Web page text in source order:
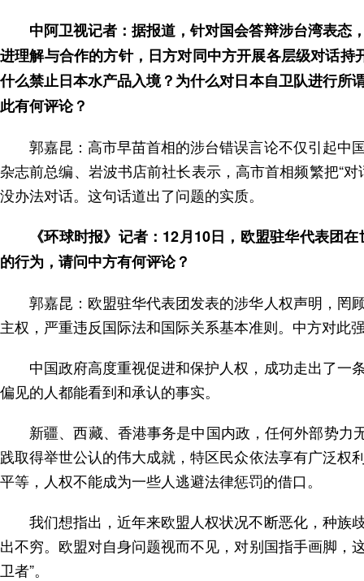
中阿卫视记者：据报道，针对国会答辩涉台湾表态
进理解与合作的方针，日方对同中方开展各层级对话
什么禁止日本水产品入境？为什么对日本自卫队进行所
此有何评论？
郭嘉昆：高市早苗首相的涉台错误言论不仅引起中
杂志前总编、岩波书店前社长表示，高市首相频繁把“
没办法对话。这句话道出了问题的实质。
《环球时报》记者：12月10日，欧盟驻华代表团
的行为，请问中方有何评论？
郭嘉昆：欧盟驻华代表团发表的涉华人权声明，罔
主权，严重违反国际法和国际关系基本准则。中方对此
中国政府高度重视促进和保护人权，成功走出了一
偏见的人都能看到和承认的事实。
新疆、西藏、香港事务是中国内政，任何外部势力
践取得举世公认的伟大成就，特区民众依法享有广泛
平等，人权不能成为一些人逃避法律惩罚的借口。
我们想指出，近年来欧盟人权状况不断恶化，种族
出不穷。欧盟对自身问题视而不见，对别国指手画脚，
卫者”。